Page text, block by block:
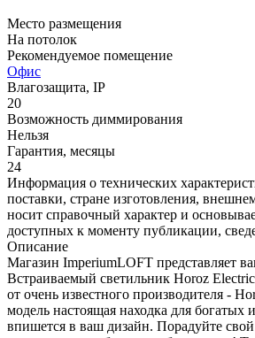
Место размещения
На потолок
Рекомендуемое помещение
Офис
Влагозащита, IP
20
Возможность диммирования
Нельзя
Гарантия, месяцы
24
Информация о технических
поставки, стране изготовления,
носит справочный характер и
доступных к моменту публикации,
Описание
Магазин ImperiumLOFT представляет
Встраиваемый светильник Horoz
от очень известного производителя -
модель настоящая находка для богатых
впишется в ваш дизайн. Порадуйте